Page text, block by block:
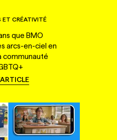
ET CRÉATIVITÉ
que BMO
arcs-en-ciel en
communauté